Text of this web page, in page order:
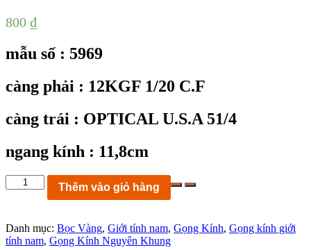
800 ₫
mẫu số : 5969
càng phải : 12KGF 1/20 C.F
càng trái : OPTICAL U.S.A 51/4
ngang kính : 11,8cm
KC5969:
Gọng
51/4
bọc
Thêm vào giỏ hàng
Danh mục: Bọc Vàng, Giới tính nam, Gọng Kính, Gọng kính giới
tính nam, Gọng Kính Nguyên Khung